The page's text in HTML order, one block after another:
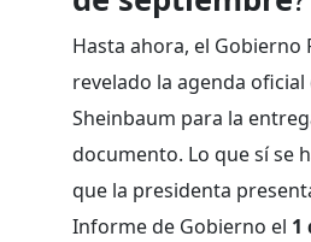
Hasta ahora, el Gobierno
revelado la agenda oficial
Sheinbaum para la
documento. Lo que sí se
que la presidenta
Informe de Gobierno el 1